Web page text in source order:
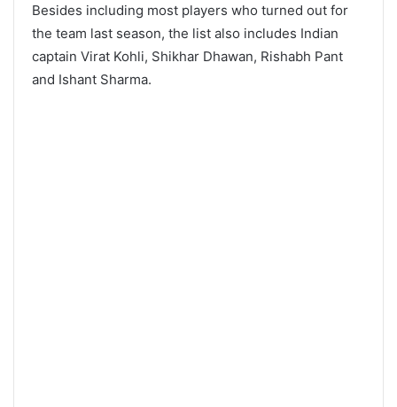
Besides including most players who turned out for
the team last season, the list also includes Indian
captain Virat Kohli, Shikhar Dhawan, Rishabh Pant
and Ishant Sharma.